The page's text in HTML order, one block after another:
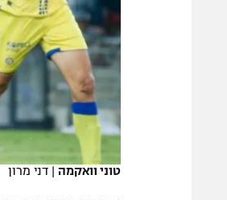
תקנון פעילות ספורט 1
רשיון להקרנה פומבית
הצטרפות לחבילת הערוצים
לוח דרושים – ג'ובנט
טוני וואקמה | דני מרון